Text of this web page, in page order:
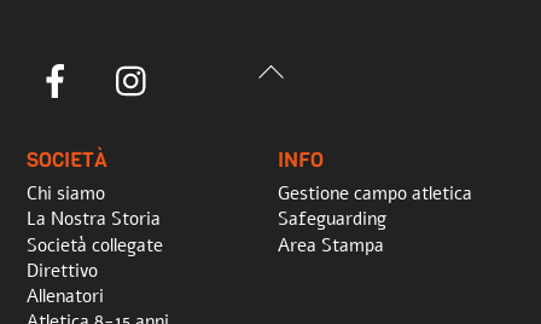
Back
Facebook
SOCIETÀ
Chi siamo
La Nostra Storia
Società collegate
Direttivo
Allenatori
INFO
Gestione campo atletica
Safeguarding
Area Stampa